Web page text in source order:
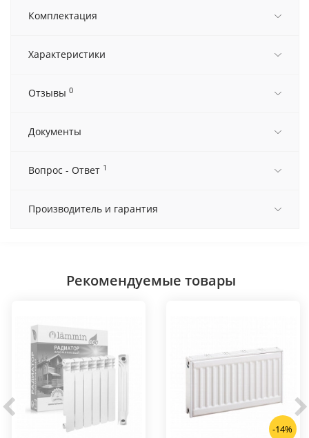
Комплектация
Характеристики
Отзывы 0
Документы
Вопрос - Ответ 1
Производитель и гарантия
Рекомендуемые товары
-14%